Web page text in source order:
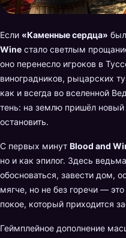
Если «Каменные сердца»
Wine стало светлым
оно перенесло игроков в
виноградников, рыцарских
как и всегда во вселенной
тень: на землю пришёл
остановить.
С первых минут Blood and
но и как эпилог. Здесь
обосноваться, завести дом,
мягче, но не без горечи —
покое, который приходится
Геймплейное дополнение